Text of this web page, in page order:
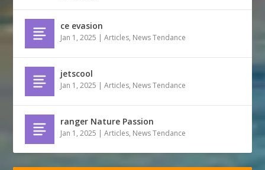
ce evasion
Jan 1, 2025 |Articles, News Tendance
jetscool
Jan 1, 2025 |Articles, News Tendance
ranger Nature Passion
Jan 1, 2025 |Articles, News Tendance